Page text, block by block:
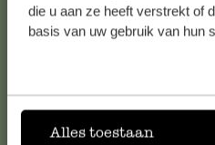
die u aan ze heeft verstrekt of
basis van uw gebruik van hun
Alles toestaan
Falls Sie Fragen haben oder
Sie sich bitte an unseren